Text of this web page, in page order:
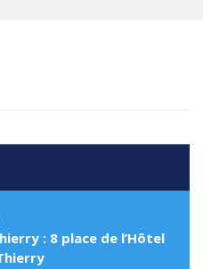
: 8 place de l’Hôtel